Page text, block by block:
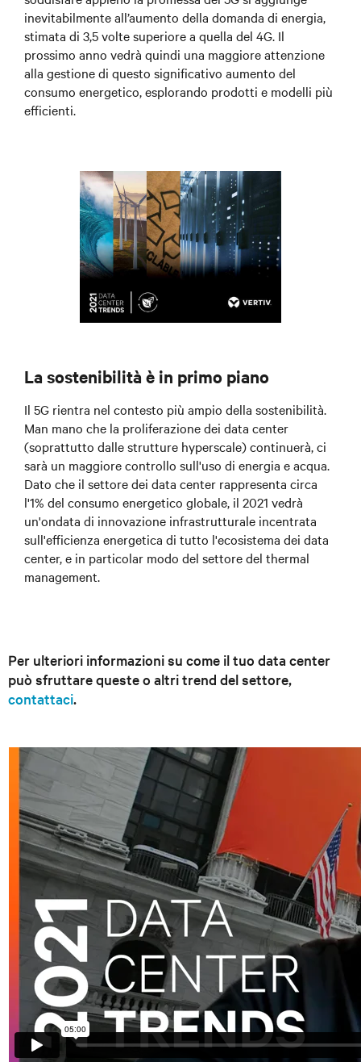
inevitabilmente all’aumento della domanda di energia,
stimata di 3,5 volte superiore a quella del 4G. Il
prossimo anno vedrà quindi una maggiore attenzione
alla gestione di questo significativo aumento del
consumo energetico, esplorando prodotti e modelli più
efficienti.
La sostenibilità è in primo piano
Il 5G rientra nel contesto più ampio della sostenibilità.
Man mano che la proliferazione dei data center
(soprattutto dalle strutture hyperscale) continuerà, ci
sarà un maggiore controllo sull'uso di energia e acqua.
Dato che il settore dei data center rappresenta circa
l'1% del consumo energetico globale, il 2021 vedrà
un'ondata di innovazione infrastrutturale incentrata
sull'efficienza energetica di tutto l'ecosistema dei data
center, e in particolar modo del settore del thermal
management.
Per ulteriori informazioni su come il tuo data center
può sfruttare queste o altri trend del settore,
contattaci.